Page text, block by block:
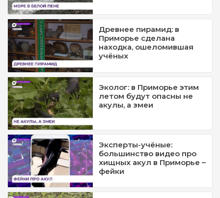
Древнее пирамид: в
Приморье сделана
находка, ошеломившая
учёных
Эколог: в Приморье этим
летом будут опасны не
акулы, а змеи
Эксперты-учёные:
большинство видео про
хищных акул в Приморье –
фейки